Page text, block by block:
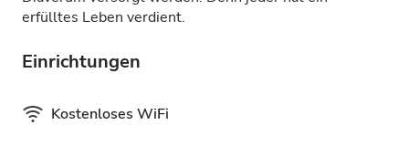
erfülltes Leben verdient.
Einrichtungen
Kostenloses WiFi